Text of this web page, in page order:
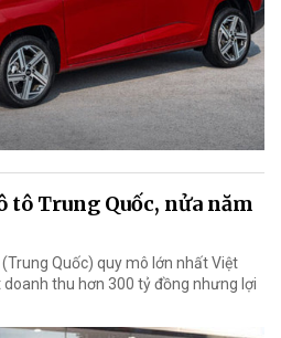
tô Trung Quốc, nửa năm
Quốc) quy mô lớn nhất Việt
thu hơn 300 tỷ đồng nhưng lợi